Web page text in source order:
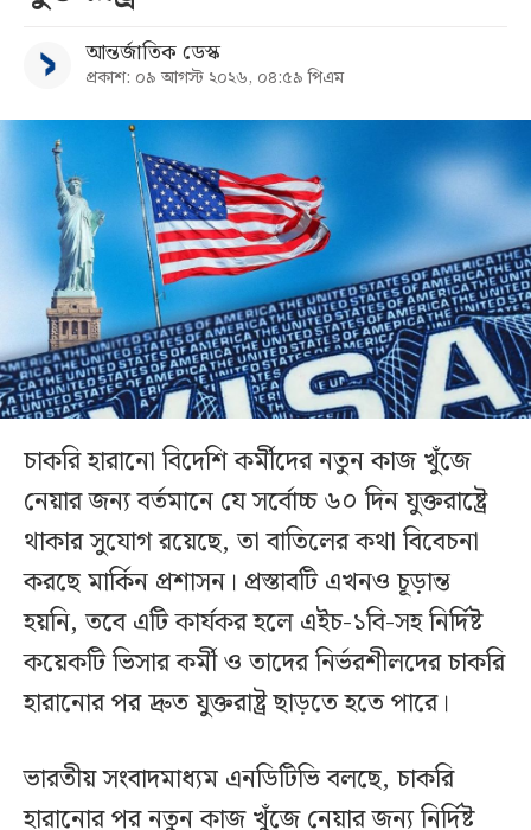
আন্তর্জাতিক ডেস্ক
প্রকাশ: ০৯ আগস্ট ২০২৬, ০৪:৫৯ পিএম
চাকরি হারানো বিদেশি কর্মীদের নতুন কাজ খুঁজে
নেয়ার জন্য বর্তমানে যে সর্বোচ্চ ৬০ দিন যুক্তরাষ্ট্রে
থাকার সুযোগ রয়েছে, তা বাতিলের কথা বিবেচনা
করছে মার্কিন প্রশাসন। প্রস্তাবটি এখনও চূড়ান্ত
হয়নি, তবে এটি কার্যকর হলে এইচ-১বি-সহ নির্দিষ্ট
কয়েকটি ভিসার কর্মী ও তাদের নির্ভরশীলদের চাকরি
হারানোর পর দ্রুত যুক্তরাষ্ট্র ছাড়তে হতে পারে।
ভারতীয় সংবাদমাধ্যম এনডিটিভি বলছে, চাকরি
হারানোর পর নতুন কাজ খুঁজে নেয়ার জন্য নির্দিষ্ট